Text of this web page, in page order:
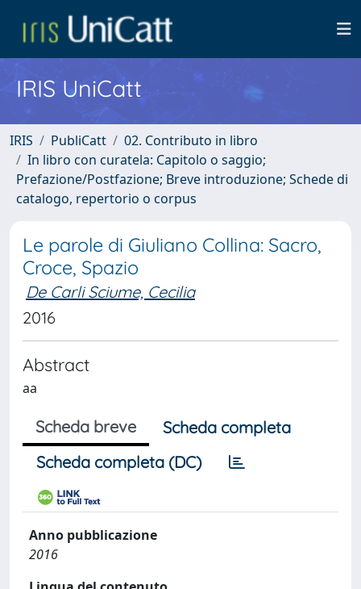
IRIS UniCatt
IRIS PubliCatt
02. Contributo in libro
In libro con curatela: Capitolo o saggio;
Prefazione/Postfazione; Breve introduzione; Schede di
catalogo, repertorio o corpus
Le parole di Giuliano Collina: Sacro,
Croce, Spazio
De Carli Sciume, Cecilia
2016
Abstract
aa
Scheda breve
Scheda completa
Scheda completa (DC)
Anno pubblicazione
2016